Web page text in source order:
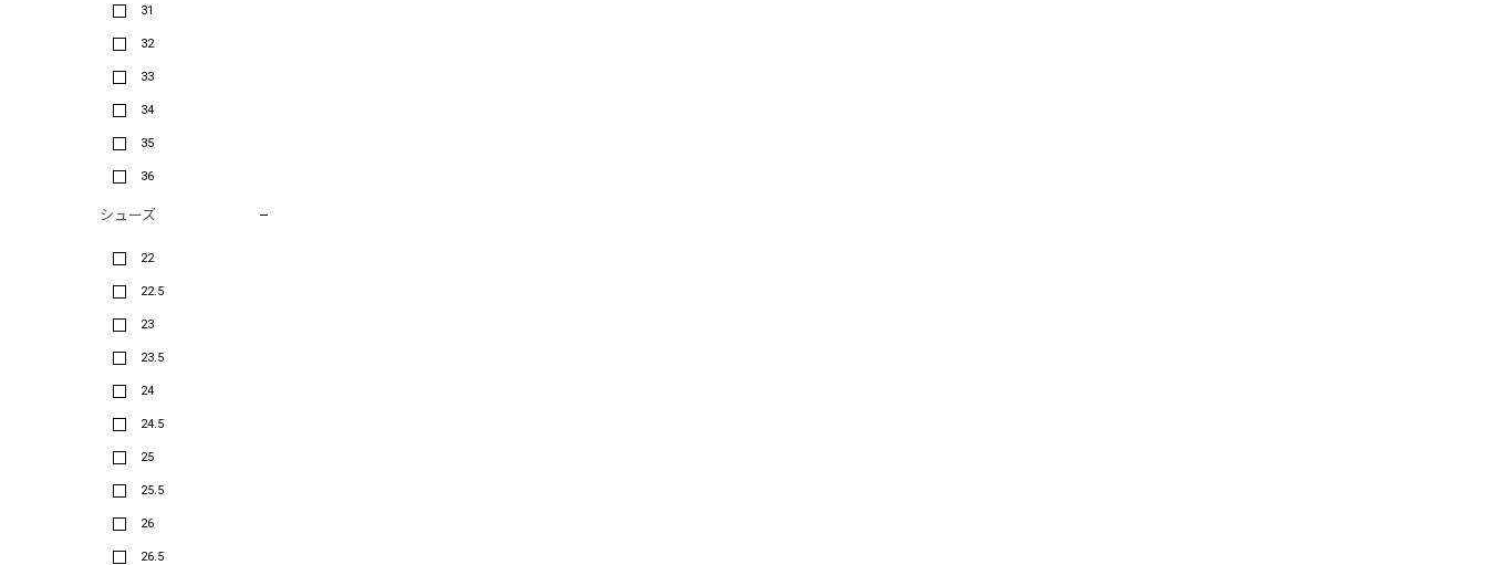
31
32
33
34
35
36
シューズ
22
22.5
23
23.5
24
24.5
25
25.5
26
26.5